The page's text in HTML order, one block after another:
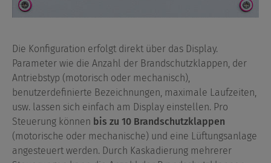
Die Konfiguration erfolgt direkt über das Display.
Parameter wie die Anzahl der Brandschutzklappen, der
Antriebstyp (motorisch oder mechanisch),
benutzerdefinierte Bezeichnungen, maximale Laufzeiten,
usw. lassen sich einfach am Display einstellen. Pro
Steuerung können bis zu 10 Brandschutzklappen
(motorische oder mechanische) und eine Lüftungsanlage
angesteuert werden. Durch Kaskadierung mehrerer